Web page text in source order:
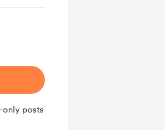
only posts